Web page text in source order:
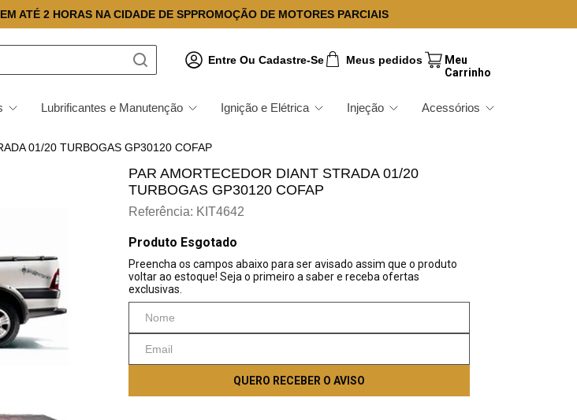
ATÉ 2 HORAS NA CIDADE DE SPPROMOÇÃO DE MOTORES PARCIAIS
Entre Ou Cadastre-Se Meus pedidos
Lubrificantes e Manutenção Ignição e Elétrica Injeção Acessórios
01/20 TURBOGAS GP30120 COFAP
PAR AMORTECEDOR DIANT STRADA 01/20
TURBOGAS GP30120 COFAP
Referência: KIT4642